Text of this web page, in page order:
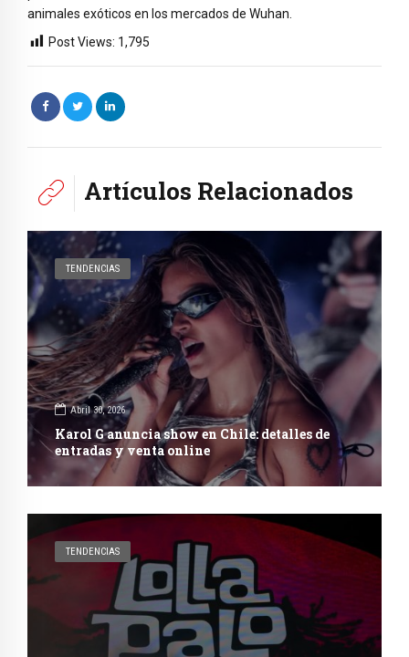
animales exóticos en los mercados de Wuhan.
Post Views: 1,795
Artículos Relacionados
TENDENCIAS
Abril 30, 2026
Karol G anuncia show en Chile: detalles de
entradas y venta online
TENDENCIAS